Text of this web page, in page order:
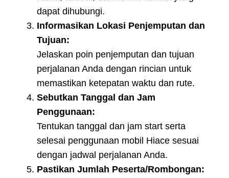
dapat dihubungi.
Informasikan Lokasi Penjemputan dan
Tujuan:
Jelaskan poin penjemputan dan tujuan
perjalanan Anda dengan rincian untuk
memastikan ketepatan waktu dan rute.
Sebutkan Tanggal dan Jam
Penggunaan:
Tentukan tanggal dan jam start serta
selesai penggunaan mobil Hiace sesuai
dengan jadwal perjalanan Anda.
Pastikan Jumlah Peserta/Rombongan: